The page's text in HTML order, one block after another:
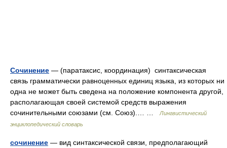
Сочинение — (паратаксис, координация) синтаксическая
связь грамматически равноценных единиц языка, из которых ни
одна не может быть сведена на положение компонента другой,
располагающая своей системой средств выражения
сочинительными союзами (см. Союз).… …Лингвистический
энциклопедический словарь
сочинение — вид синтаксической связи, предполагающий